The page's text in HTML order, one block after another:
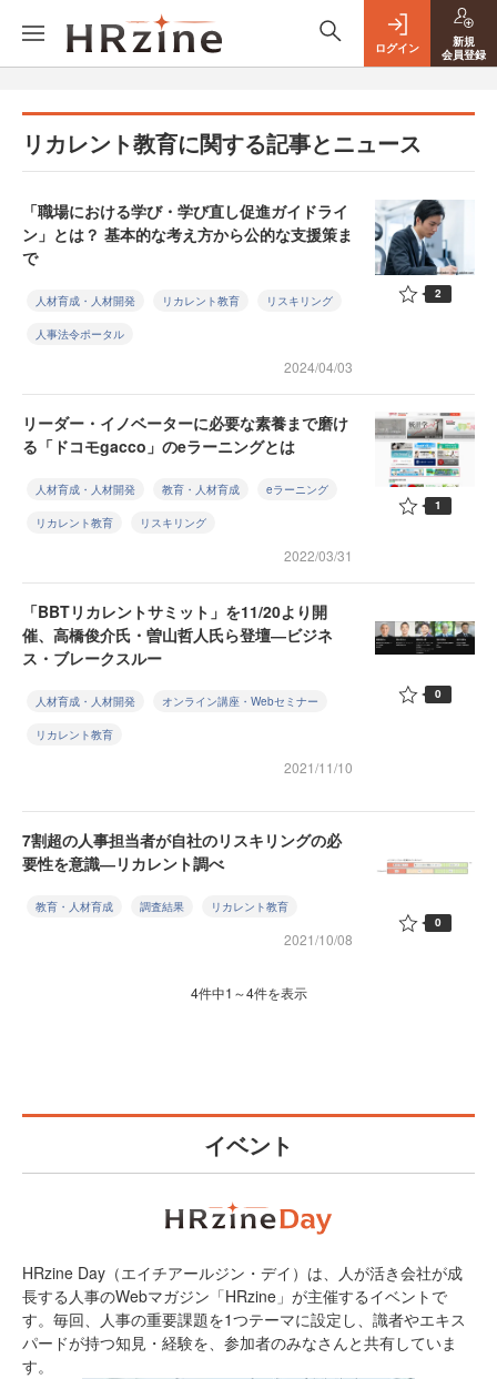
ログイン
新規
会員登録
リカレント教育に関する記事とニュース
「職場における学び・学び直し促進ガイドライ
ン」とは？ 基本的な考え方から公的な支援策ま
で
人材育成・人材開発 リカレント教育 リスキリング
人事法令ポータル
2024/04/03
2
リーダー・イノベーターに必要な素養まで磨け
る「ドコモgacco」のeラーニングとは
人材育成・人材開発 教育・人材育成 eラーニング
リカレント教育 リスキリング
2022/03/31
1
「BBTリカレントサミット」を11/20より開
催、高橋俊介氏・曽山哲人氏ら登壇―ビジネ
ス・ブレークスルー
人材育成・人材開発 オンライン講座・Webセミナー
リカレント教育
2021/11/10
0
7割超の人事担当者が自社のリスキリングの必
要性を意識―リカレント調べ
教育・人材育成 調査結果 リカレント教育
2021/10/08
0
4件中1～4件を表示
イベント
HRzine Day（エイチアールジン・デイ）は、人が活き会社が成
長する人事のWebマガジン「HRzine」が主催するイベントで
す。毎回、人事の重要課題を1つテーマに設定し、識者やエキス
パードが持つ知見・経験を、参加者のみなさんと共有していま
す。